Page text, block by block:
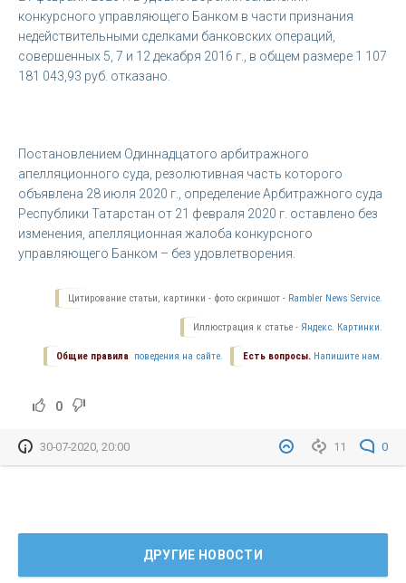
конкурсного управляющего Банком в части признания
недействительными сделками банковских операций,
совершенных 5, 7 и 12 декабря 2016 г., в общем размере 1 107
181 043,93 руб. отказано.
Постановлением Одиннадцатого арбитражного
апелляционного суда, резолютивная часть которого
объявлена 28 июля 2020 г., определение Арбитражного суда
Республики Татарстан от 21 февраля 2020 г. оставлено без
изменения, апелляционная жалоба конкурсного
управляющего Банком – без удовлетворения.
Цитирование статьи, картинки - фото скриншот - Rambler News Service.
Иллюстрация к статье - Яндекс. Картинки.
Есть вопросы. Напишите нам.
Общие правила поведения на сайте.
0
11 0
30-07-2020, 20:00
ДРУГИЕ НОВОСТИ